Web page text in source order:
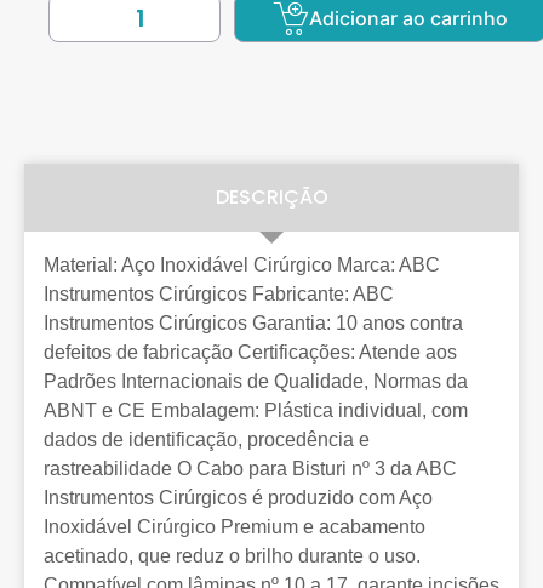
Adicionar ao carrinho
DESCRIÇÃO
Material: Aço Inoxidável Cirúrgico Marca: ABC
Instrumentos Cirúrgicos Fabricante: ABC
Instrumentos Cirúrgicos Garantia: 10 anos contra
defeitos de fabricação Certificações: Atende aos
Padrões Internacionais de Qualidade, Normas da
ABNT e CE Embalagem: Plástica individual, com
dados de identificação, procedência e
rastreabilidade O Cabo para Bisturi nº 3 da ABC
Instrumentos Cirúrgicos é produzido com Aço
Inoxidável Cirúrgico Premium e acabamento
acetinado, que reduz o brilho durante o uso.